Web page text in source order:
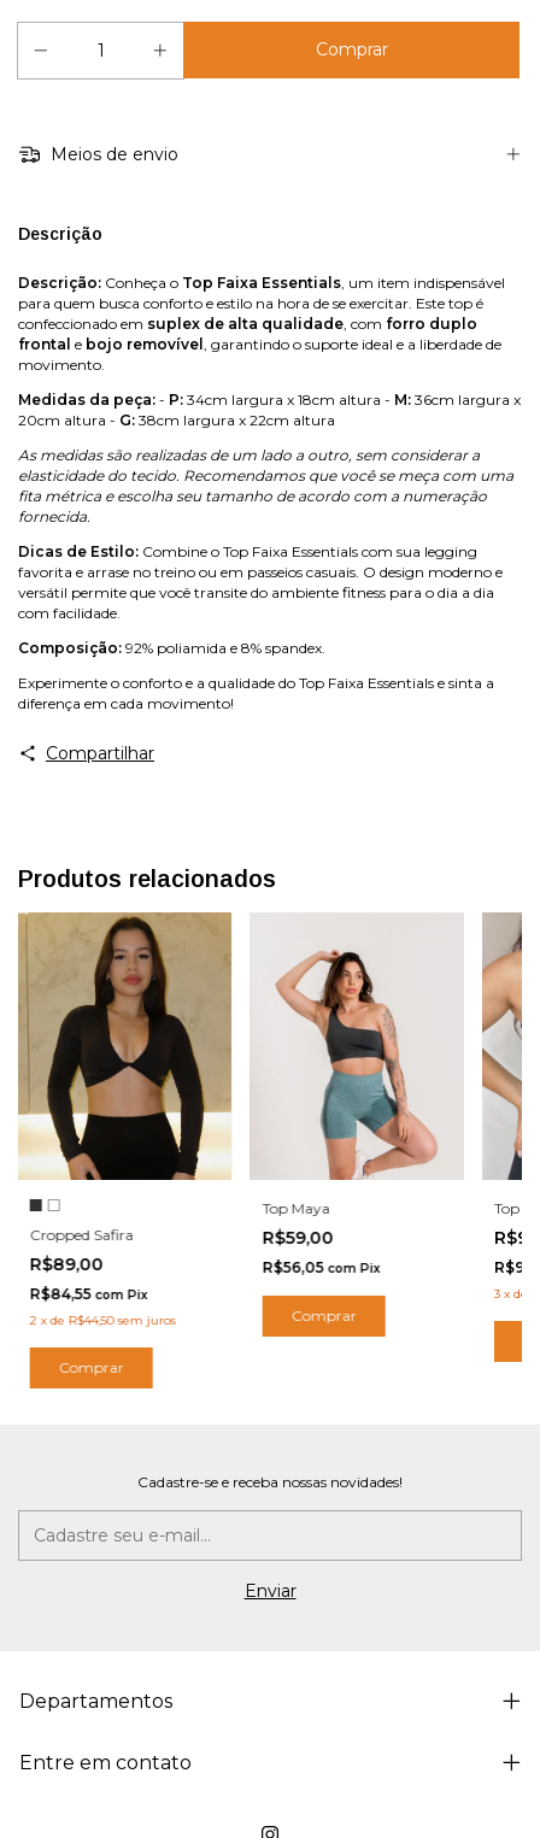
Meios de envio
Descrição
Descrição: Conheça o Top Faixa Essentials , um item indispensável
para quem busca conforto e estilo na hora de se exercitar. Este top é
confeccionado em suplex de alta qualidade , com forro duplo
frontal e bojo removível , garantindo o suporte ideal e a liberdade de
movimento.
Medidas da peça: - P: 34cm largura x 18cm altura - M: 36cm largura x
20cm altura - G: 38cm largura x 22cm altura
As medidas são realizadas de um lado a outro, sem considerar a
elasticidade do tecido. Recomendamos que você se meça com uma
fita métrica e escolha seu tamanho de acordo com a numeração
fornecida.
Dicas de Estilo: Combine o Top Faixa Essentials com sua legging
favorita e arrase no treino ou em passeios casuais. O design moderno e
versátil permite que você transite do ambiente fitness para o dia a dia
com facilidade.
Composição: 92% poliamida e 8% spandex.
Experimente o conforto e a qualidade do Top Faixa Essentials e sinta a
diferença em cada movimento!
Compartilhar
Produtos relacionados
Cropped Safira
R$89,00
R$84,55 com Pix
2 xde R$44,50 sem juros
Comprar
Top Maya
R$59,00
R$56,05 com Pix
Comprar
Top
3 x de
Cadastre-se e receba nossas novidades!
Departamentos
Entre em contato